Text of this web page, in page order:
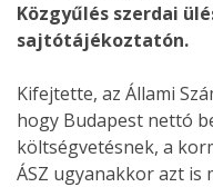
Közgyűlés szerdai
sajtótájékoztatón.
Kifejtette, az Állami
hogy Budapest nettó
költségvetésnek, a
ÁSZ ugyanakkor azt